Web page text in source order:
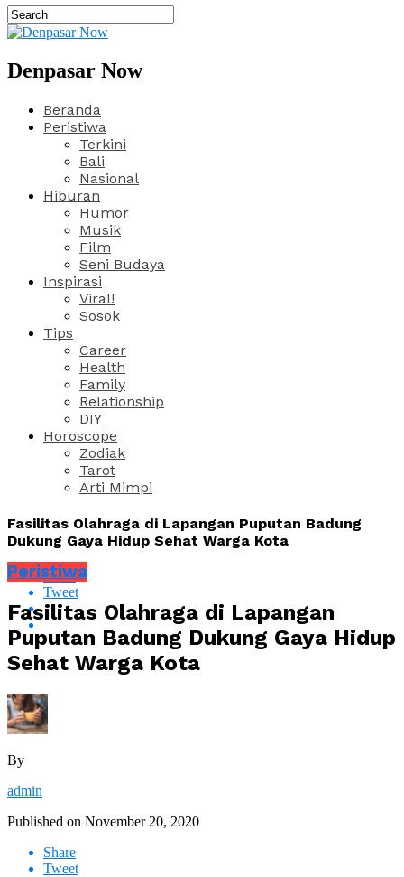
Denpasar Now
Beranda
Peristiwa
Terkini
Bali
Nasional
Hiburan
Humor
Musik
Film
Seni Budaya
Inspirasi
Viral!
Sosok
Tips
Career
Health
Family
Relationship
DIY
Horoscope
Zodiak
Tarot
Arti Mimpi
Fasilitas Olahraga di Lapangan Puputan Badung
Dukung Gaya Hidup Sehat Warga Kota
Share
Tweet
Peristiwa
Fasilitas Olahraga di Lapangan
Puputan Badung Dukung Gaya Hidup
Sehat Warga Kota
By
admin
Published on November 20, 2020
Share
Tweet